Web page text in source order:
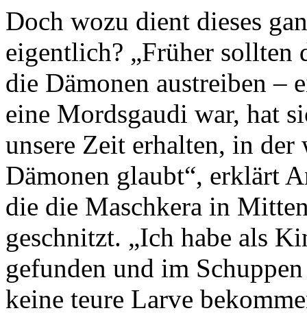
Doch wozu dient dieses
eigentlich? „Früher sollten
die Dämonen austreiben –
eine Mordsgaudi war, hat
unsere Zeit erhalten, in
Dämonen glaubt“, erklärt
die die Maschkera in
geschnitzt. „Ich habe als
gefunden und im
keine teure Larve